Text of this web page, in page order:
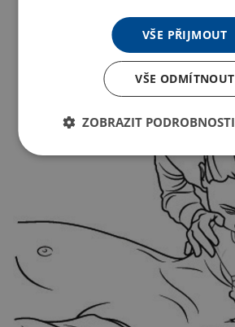
VŠE PŘIJMOUT
VŠE ODMÍTNOUT
ZOBRAZIT PODROBNOSTI